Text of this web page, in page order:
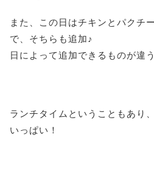
また、この日はチキンとパクチ
で、そちらも追加♪
日によって追加できるものが違
ランチタイムということもあり
いっぱい！